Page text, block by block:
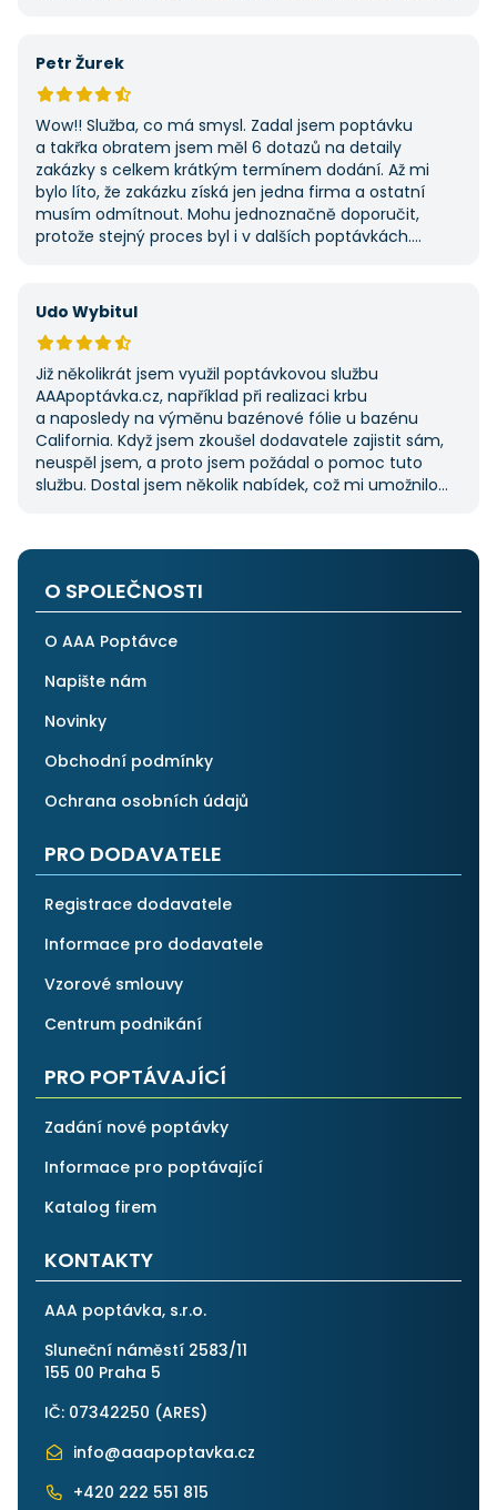
potřebovat další řemeslné práce.
Petr Žurek
Wow!! Služba, co má smysl. Zadal jsem poptávku
a takřka obratem jsem měl 6 dotazů na detaily
zakázky s celkem krátkým termínem dodání. Až mi
bylo líto, že zakázku získá jen jedna firma a ostatní
musím odmítnout. Mohu jednoznačně doporučit,
protože stejný proces byl i v dalších poptávkách.
Udo Wybitul
Již několikrát jsem využil poptávkovou službu
AAApoptávka.cz, například při realizaci krbu
a naposledy na výměnu bazénové fólie u bazénu
California. Když jsem zkoušel dodavatele zajistit sám,
neuspěl jsem, a proto jsem požádal o pomoc tuto
službu. Dostal jsem několik nabídek, což mi umožnilo
i ostatním.
O SPOLEČNOSTI
O AAA Poptávce
Napište nám
Novinky
Obchodní podmínky
Ochrana osobních údajů
PRO DODAVATELE
Registrace dodavatele
Informace pro dodavatele
Vzorové smlouvy
Centrum podnikání
PRO POPTÁVAJÍCÍ
Zadání nové poptávky
Informace pro poptávající
Katalog firem
KONTAKTY
AAA poptávka, s.r.o.
Sluneční náměstí 2583/11
155 00 Praha 5
IČ: 07342250 (ARES)
info@aaapoptavka.cz
+420 222 551 815